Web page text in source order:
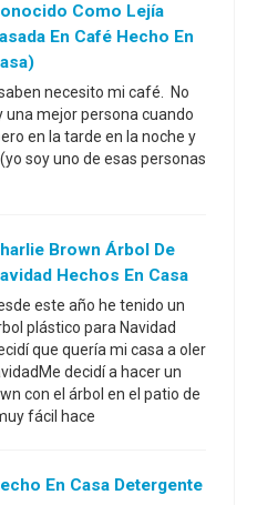
Como Lejía
En Café Hecho En
necesito mi café. No
una mejor persona cuando
en la tarde en la noche y
soy uno de esas personas
Brown Árbol De
Hechos En Casa
este año he tenido un
plástico para Navidad
que quería mi casa a oler
decidí a hacer un
con el árbol en el patio de
fácil hace
En Casa Detergente